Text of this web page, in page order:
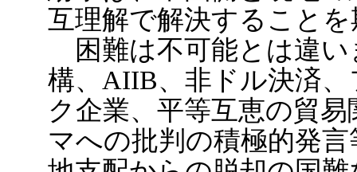
互理解で解決すること
困難は不可能とは違い
構、AIIB、非ドル決済
ク企業、平等互恵の貿
マへの批判の積極的発